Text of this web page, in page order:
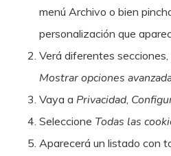
menú Archivo o bien
personalización que
Verá diferentes
Mostrar opciones
Vaya a Privacidad,
Seleccione Todas las
Aparecerá un listado con